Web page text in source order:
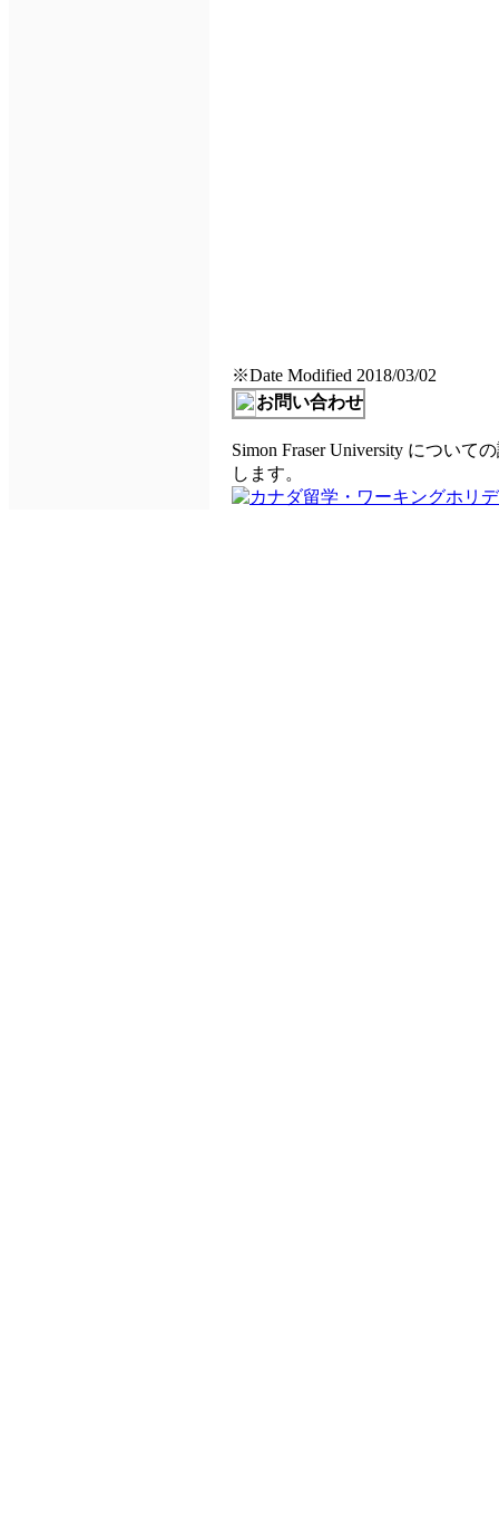
※Date Modified 2018/03/02
お問い合わせ
Simon Fraser University について
します。